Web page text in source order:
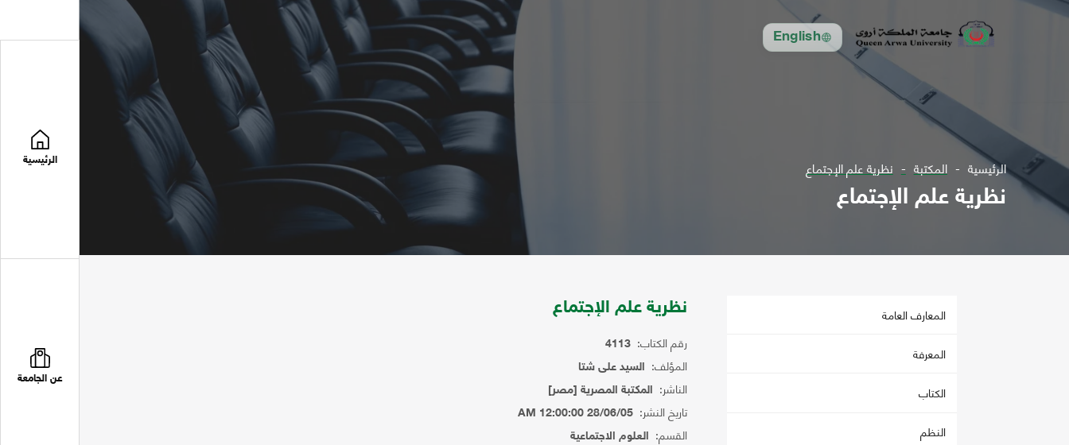
English
الرئيسية
عن الجامعة
الرئيسية المكتبة نظرية علم الإجتماع
نظرية علم الإجتماع
المعارف العامة
المعرفة
الكتاب
النظم
نظرية علم الإجتماع
رقم الكتاب: 4113
المؤلف: السيد على شتا
الناشر: المكتبة المصرية [مصر]
تاريخ النشر: 28/06/05 12:00:00 AM
القسم: العلوم الاجتماعية